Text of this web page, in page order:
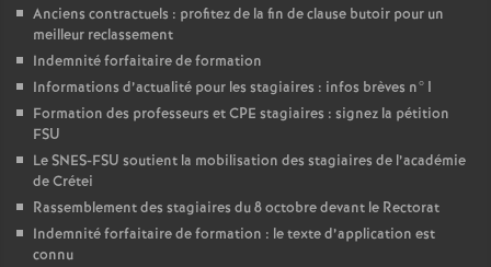
Anciens contractuels : profitez de la fin de clause butoir pour un
meilleur reclassement
Indemnité forfaitaire de formation
Informations d’actualité pour les stagiaires : infos brèves n°1
Formation des professeurs etCPE stagiaires : signez la pétition
FSU
LeSNES-FSU soutient la mobilisation des stagiaires de l’académie
de Crétei
Rassemblement des stagiaires du 8 octobre devant le Rectorat
Indemnité forfaitaire de formation : le texte d’application est
connu